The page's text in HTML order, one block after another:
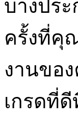
บางปร
ครั้งที่คุ
งานขอ
เกรดที่